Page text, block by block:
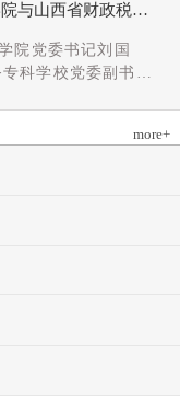
省委教育工委组织
部及教师代表参加
装、身姿挺拔、精
庄严入场，鲜红的
生辉，彰显着华澳
昂扬的精神风貌。
彩旗方阵依次行
灵动的步伐与明媚
国旗、奏唱国歌。
注目礼，目光坚
第一”教育理念、推
与山西省财政税务
对共建协议
院党委书记刘国
科学校党委副书记
式现场气氛庄重而
工作方面的做法进
面提质”提出几点建
。以党建标准化、
筑牢学校事业发展
实践教学基地，打
more+